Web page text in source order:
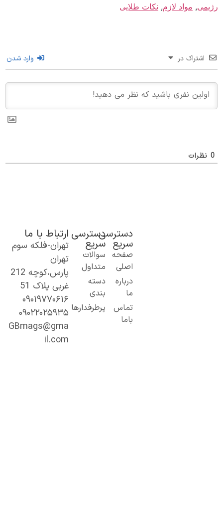
,مواد لازم ,نکات طلایی
اشتراک در وارد شدن
دسترسی
سریع
صفحه
اصلی
درباره
تماس
دسترسی
سریع
سوالات
متداول
دسته
بندی
پرطرفدارها
ارتباط با ما
تهران-فلکه سوم
تهران
پارس،کوچه 212
غربی پلاک 51
۰۹۰۱۹۷۷۰۶۱۶
۰۹۰۲۲۰۲۵۹۳۵
GBmags@gma
il.com